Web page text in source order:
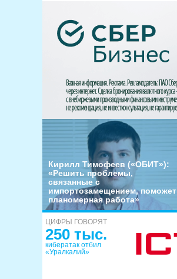
Кирилл Тимофеев («ОБИТ»):
«Решить проблемы,
связанные с
импортозамещением, поможет
планомерная работа»
ЦИФРЫ ГОВОРЯТ
250 тыс.
кибератак отбил
«Уралкалий»